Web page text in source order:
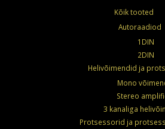
Kõik tooted
Autoraadiod
1DIN
2DIN
Helivõimendid ja
Mono
Stereo
3 kanaliga
Protsessorid ja